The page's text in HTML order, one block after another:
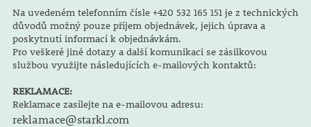
Na uvedeném telefonním čísle +420 532 165 151 je z technických
důvodů možný pouze příjem objednávek, jejich úprava a
poskytnutí informací k objednávkám.
Pro veškeré jiné dotazy a další komunikaci se zásilkovou
službou využijte následujících e-mailových kontaktů:
REKLAMACE:
Reklamace zasílejte na e-mailovou adresu:
reklamace@starkl.com